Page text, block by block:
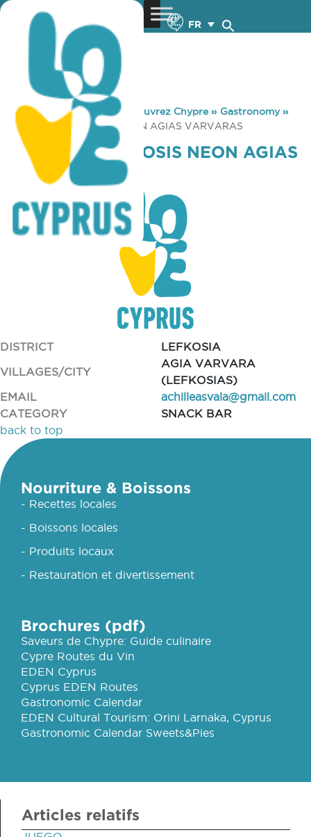
FR
You are here: Home »Découvrez Chypre» Gastronomy»
KAFENIO TIS ENOSIS NEON AGIAS VARVARAS
KAFENIO TIS ENOSIS NEON AGIAS
VARVARAS
DISTRICT
LEFKOSIA
VILLAGES/CITY
AGIA VARVARA
(LEFKOSIAS)
EMAIL
achilleasvala@gmail.com
CATEGORY
SNACK BAR
back to top
Nourriture & Boissons
- Recettes locales
- Boissons locales
- Produits locaux
- Restauration et divertissement
Brochures (pdf)
Saveurs de Chypre: Guide culinaire
Cypre Routes du Vin
EDEN Cyprus
Cyprus EDEN Routes
Gastronomic Calendar
EDEN Cultural Tourism: Orini Larnaka, Cyprus
Gastronomic Calendar Sweets&Pies
Articles relatifs